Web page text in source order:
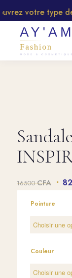
votre type de
16500CFA Le
initial
Pointure
Couleur